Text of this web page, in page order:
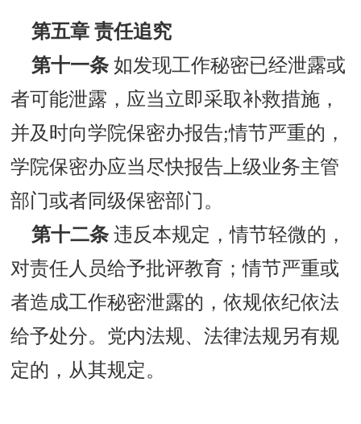
第五章责任追究
第十一条如发现工作秘密已经泄露或
者可能泄露，应当立即采取补救措施，
并及时向学院保密办报告;情节严重的，
学院保密办应当尽快报告上级业务主管
部门或者同级保密部门。
第十二条违反本规定，情节轻微的，
对责任人员给予批评教育；情节严重或
者造成工作秘密泄露的，依规依纪依法
给予处分。党内法规、法律法规另有规
定的，从其规定。